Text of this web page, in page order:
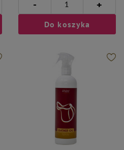
- +
Do koszyka